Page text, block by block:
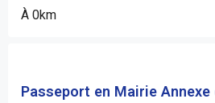
À 0km
Passeport en Mairie Annexe